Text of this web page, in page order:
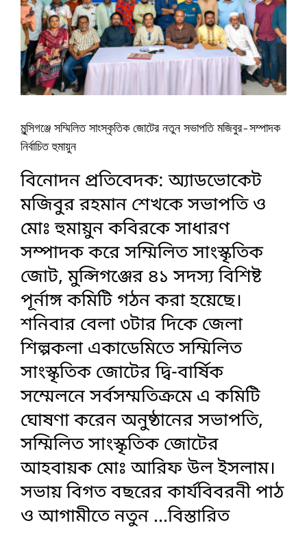
মুন্সিগঞ্জে সম্মিলিত সাংস্কৃতিক জোটের নতুন সভাপতি মজিবুর-সম্পাদক
নির্বাচিত হুমায়ুন
বিনোদন প্রতিবেদক: অ্যাডভোকেট
মজিবুর রহমান শেখকে সভাপতি ও
মোঃ হুমায়ুন কবিরকে সাধারণ
সম্পাদক করে সম্মিলিত সাংস্কৃতিক
জোট, মুন্সিগঞ্জের ৪১ সদস্য বিশিষ্ট
পূর্নাঙ্গ কমিটি গঠন করা হয়েছে।
শনিবার বেলা ৩টার দিকে জেলা
শিল্পকলা একাডেমিতে সম্মিলিত
সাংস্কৃতিক জোটের দ্বি-বার্ষিক
সম্মেলনে সর্বসম্মতিক্রমে এ কমিটি
ঘোষণা করেন অনুষ্ঠানের সভাপতি,
সম্মিলিত সাংস্কৃতিক জোটের
আহবায়ক মোঃ আরিফ উল ইসলাম।
সভায় বিগত বছরের কার্যবিবরনী পাঠ
ও আগামীতে নতুন ...বিস্তারিত